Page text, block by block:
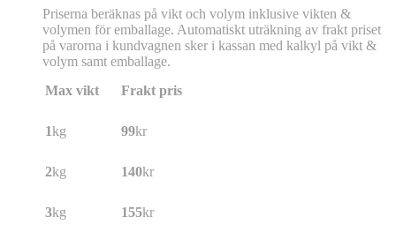
Priserna beräknas på vikt och volym inklusive vikten &
volymen för emballage. Automatiskt uträkning av frakt priset
på varorna i kundvagnen sker i kassan med kalkyl på vikt &
volym samt emballage.
Max vikt
Frakt pris
1kg 99kr
2kg 140kr
3kg 155kr